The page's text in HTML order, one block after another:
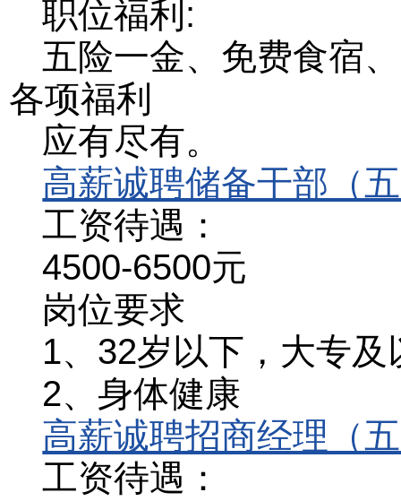
职位福利:
五险一金、免费食宿
各项福利
应有尽有。
高薪诚聘储备干部（
工资待遇：
4500-6500元
岗位要求
1、32岁以下，大专及
2、身体健康
高薪诚聘招商经理（
工资待遇：